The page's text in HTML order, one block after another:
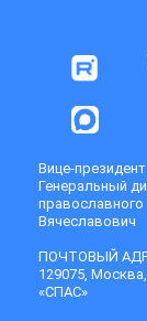
Вице-
Генеральный
Вячеславович
ПОЧТОВЫЙ
129075,
«СПАС»